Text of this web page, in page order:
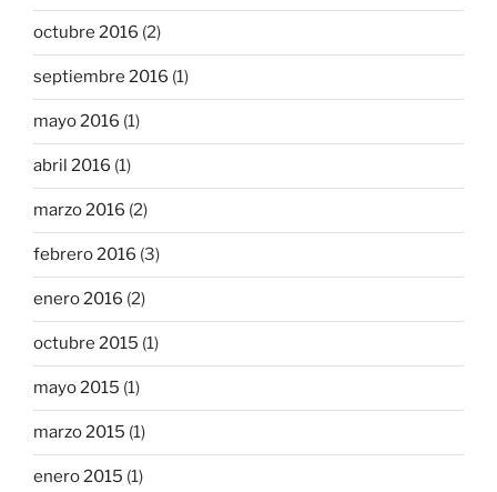
octubre 2016 (2)
septiembre 2016 (1)
mayo 2016 (1)
abril 2016 (1)
marzo 2016 (2)
febrero 2016 (3)
enero 2016 (2)
octubre 2015 (1)
mayo 2015 (1)
marzo 2015 (1)
enero 2015 (1)